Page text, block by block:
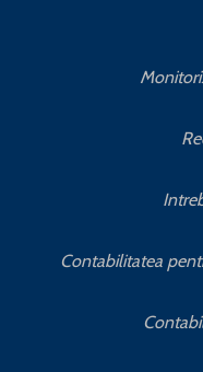
Contabilitatea